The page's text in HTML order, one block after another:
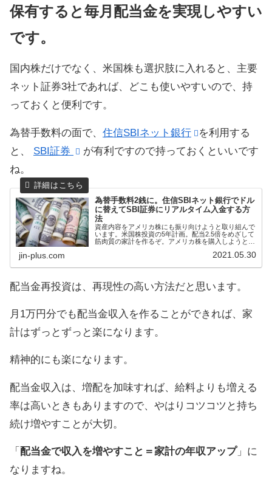
保有すると毎月配当金を実現しやすい
です。
国内株だけでなく、米国株も選択肢に入れると、主要
ネット証券3社であれば、どこも使いやすいので、持
っておくと便利です。
為替手数料の面で、 住信SBIネット銀行
を利用する
と、 SBI証券
が有利ですので持っておくといいです
ね。
為替手数料2銭に。住信SBIネット銀行でドル
に替えてSBI証券にリアルタイム入金する方
法
資産内容をアメリカ株にも振り向けようと取り組んで
います。米国株投資の5年計画。配当2.5倍をめざして
筋肉質の家計を作るぞ。アメリカ株を購入しようと思
要があるんです。この日本円→米ドルに替える為
jin-plus.com 2021.05.30
配当金再投資は、再現性の高い方法だと思います。
月1万円分でも配当金収入を作ることができれば、家
計はずっとずっと楽になります。
精神的にも楽になります。
配当金収入は、増配を加味すれば、給料よりも増える
率は高いときもありますので、やはりコツコツと持ち
続け増やすことが大切。
「 配当金で収入を増やすこと＝家計の年収アップ」に
なりますね。